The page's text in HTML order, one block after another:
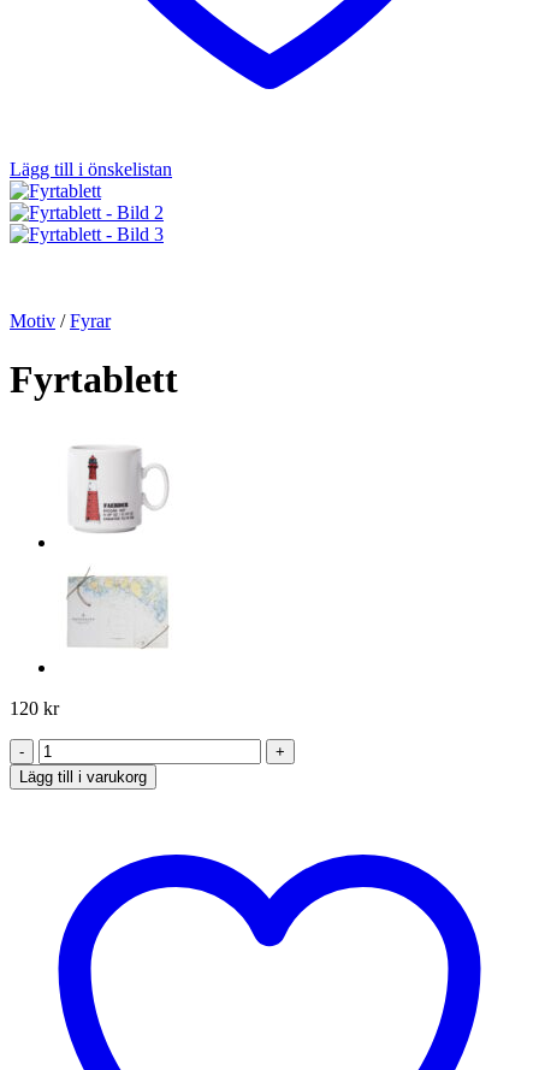
Lägg till i önskelistan
Motiv / Fyrar
Fyrtablett
120 kr
Fyrtablett
mängd
Lägg till i varukorg